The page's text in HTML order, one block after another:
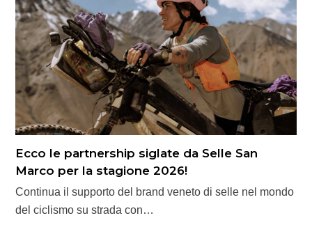
Ecco le partnership siglate da Selle San
Marco per la stagione 2026!
Continua il supporto del brand veneto di selle nel mondo
del ciclismo su strada con…